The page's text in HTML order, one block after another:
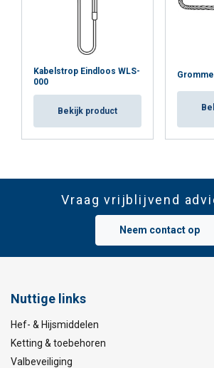
Kabelstrop Eindloos WLS-
000
Bekijk product
Vraag vrijblijvend
Neem contact op
Nuttige links
Hef- & Hijsmiddelen
Ketting & toebehoren
Valbeveiliging